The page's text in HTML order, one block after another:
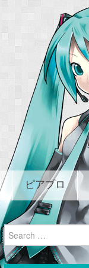
ピアプロ
Search
for: